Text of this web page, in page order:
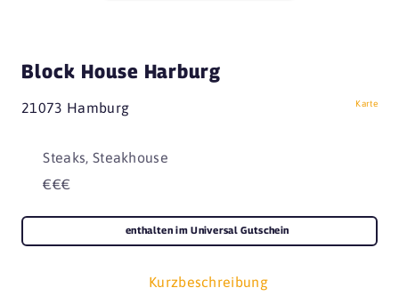
Block House Harburg
21073 Hamburg Karte
Steaks, Steakhouse
€€€
Kurzbeschreibung
enthalten im Universal Gutschein